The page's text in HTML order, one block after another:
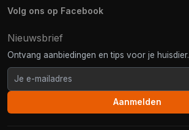
Volg ons op Facebook
Nieuwsbrief
Ontvang aanbiedingen en tips voor je huisdier.
Aanmelden